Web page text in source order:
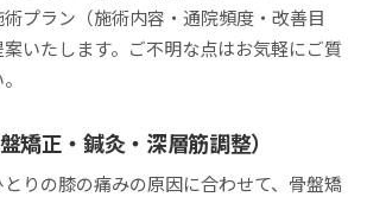
術プラン（施術内容・通院頻度・改善目
いたします。ご不明な点はお気軽にご質
矯正・鍼灸・深層筋調整）
とりの膝の痛みの原因に合わせて、骨盤矯